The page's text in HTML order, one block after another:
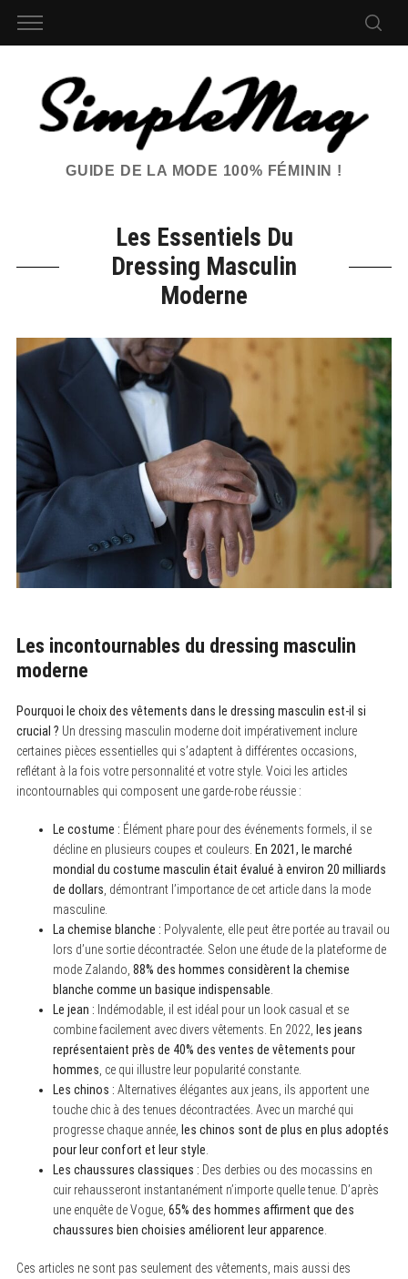
GUIDE DE LA MODE 100% FÉMININ !
Les Essentiels Du
Dressing Masculin
Moderne
Les incontournables du dressing masculin
moderne
Pourquoi le choix des vêtements dans le dressing masculin est-il si
crucial ? Un dressing masculin moderne doit impérativement inclure
certaines pièces essentielles qui s’adaptent à différentes occasions,
reflétant à la fois votre personnalité et votre style. Voici les articles
incontournables qui composent une garde-robe réussie :
Le costume : Élément phare pour des événements formels, il se
décline en plusieurs coupes et couleurs. En 2021, le marché
mondial du costume masculin était évalué à environ 20 milliards
de dollars , démontrant l’importance de cet article dans la mode
masculine.
La chemise blanche : Polyvalente, elle peut être portée au travail ou
lors d’une sortie décontractée. Selon une étude de la plateforme de
mode Zalando, 88% des hommes considèrent la chemise
blanche comme un basique indispensable
Le jean : Indémodable, il est idéal pour un look casual et se
combine facilement avec divers vêtements. En 2022,
les jeans
représentaient près de 40% des ventes de vêtements pour
hommes , ce qui illustre leur popularité constante.
Les chinos : Alternatives élégantes aux jeans, ils apportent une
touche chic à des tenues décontractées. Avec un marché qui
progresse chaque année, les chinos sont de plus en plus adoptés
pour leur confort et leur style
Les chaussures classiques : Des derbies ou des mocassins en
cuir rehausseront instantanément n’importe quelle tenue. D’après
une enquête de Vogue, 65% des hommes affirment que des
chaussures bien choisies améliorent leur apparence
Ces articles ne sont pas seulement des vêtements, mais aussi des